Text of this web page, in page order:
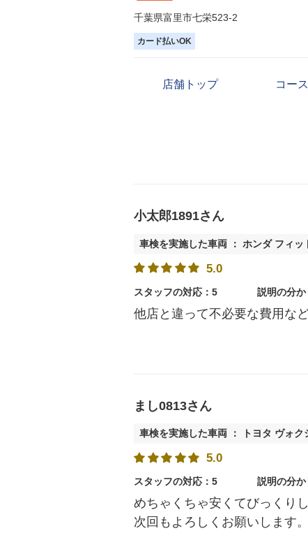
千葉県富里市七栄523-2
カード払いOK
店舗トップ コー
小太郎1891さん
車検を実施した車両 ： ホンダ フィッ
5.0
スタッフの対応：5 説明の分
他店と違って不必要な費用な
まし0813さん
車検を実施した車両 ： トヨタ ヴォク
5.0
スタッフの対応：5 説明の分
めちゃくちゃ安くてびっくりし
次回もよろしくお願いします。